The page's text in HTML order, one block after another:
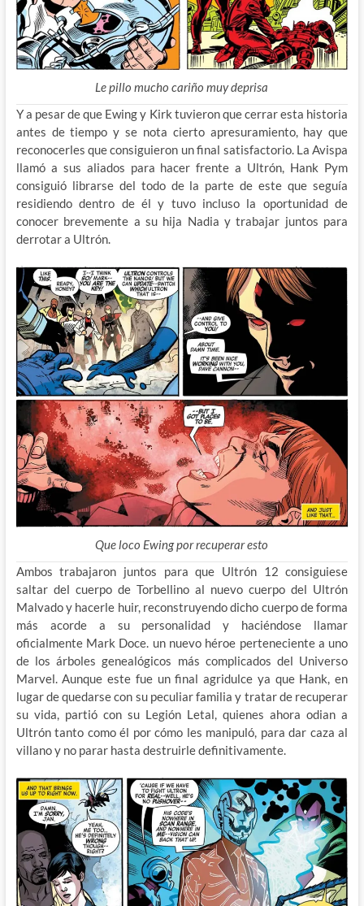
Le pillo mucho cariño muy deprisa
Y a pesar de que Ewing y Kirk tuvieron que cerrar esta historia
antes de tiempo y se nota cierto apresuramiento, hay que
reconocerles que consiguieron un final satisfactorio. La Avispa
llamó a sus aliados para hacer frente a Ultrón, Hank Pym
consiguió librarse del todo de la parte de este que seguía
residiendo dentro de él y tuvo incluso la oportunidad de
conocer brevemente a su hija Nadia y trabajar juntos para
derrotar a Ultrón.
Que loco Ewing por recuperar esto
Ambos trabajaron juntos para que Ultrón 12 consiguiese
saltar del cuerpo de Torbellino al nuevo cuerpo del Ultrón
Malvado y hacerle huir, reconstruyendo dicho cuerpo de forma
más acorde a su personalidad y haciéndose llamar
oficialmente Mark Doce. un nuevo héroe perteneciente a uno
de los árboles genealógicos más complicados del Universo
Marvel. Aunque este fue un final agridulce ya que Hank, en
lugar de quedarse con su peculiar familia y tratar de recuperar
su vida, partió con su Legión Letal, quienes ahora odian a
Ultrón tanto como él por cómo les manipuló, para dar caza al
villano y no parar hasta destruirle definitivamente.